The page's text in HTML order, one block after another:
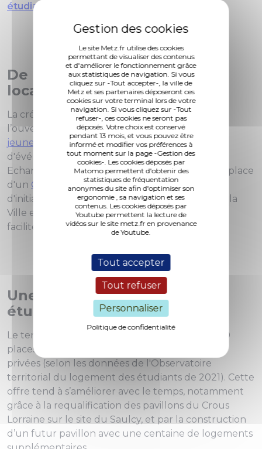
Le site Metz.fr utilise des cookies
permettant de visualiser des contenus
et d'améliorer le fonctionnement grâce
aux statistiques de navigation. Si vous
cliquez sur -Tout accepter-, la ville de
Metz et ses partenaires déposeront ces
cookies sur votre terminal lors de votre
navigation. Si vous cliquez sur -Tout
refuser-, ces cookies ne seront pas
déposés. Votre choix est conservé
pendant 13 mois, et vous pouvez être
informé et modifier vos préférences à
tout moment sur la page -Gestion des
cookies-. Les cookies déposés par
Matomo permettent d'obtenir des
statistiques de fréquentation
anonymes du site afin d'optimiser son
ergonomie , sa navigation et ses
contenus. Les cookies déposés par
Youtube permettent la lecture de
vidéos sur le site metz.fr en provenance
de Youtube.
Tout accepter
Tout refuser
Personnaliser
Politique de confidentialité
étudiantes 2024
De nombreuses initiatives
locales
La création dela web app metzletudiante.eu
l’ouverture duCap - Maison des étudiants, des
jeunes et des associations, l'organisation
d'événements (Metz l'étudiante l'event, les
Echanges gourmands, …), ou encore la mise en place
d'un Conseil de la vie étudiantesont autant
d'initiatives déployées ces dernières années par la
Ville et l'Eurométropole de Metz et destinées à
faciliter la vie des étudiants.
Une offre de logements
étudiants avantageuse
Le territoire propose en effet une offre de 5 100
places réparties entre structures publiques et
privées (selon les données de l'Observatoire
territorial du logement des étudiants de 2021). Cette
offre tend à s’améliorer avec le temps, notamment
grâce à la requalification des pavillons du Crous
Lorraine sur le site du Saulcy, et par la construction
d’un futur pavillon avec une centaine de logements